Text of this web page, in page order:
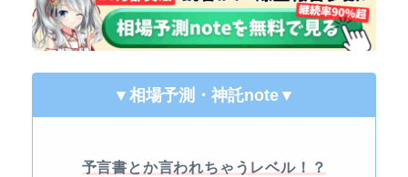
▼相場予測・神託note ▼
予言書とか言われちゃうレベル！？